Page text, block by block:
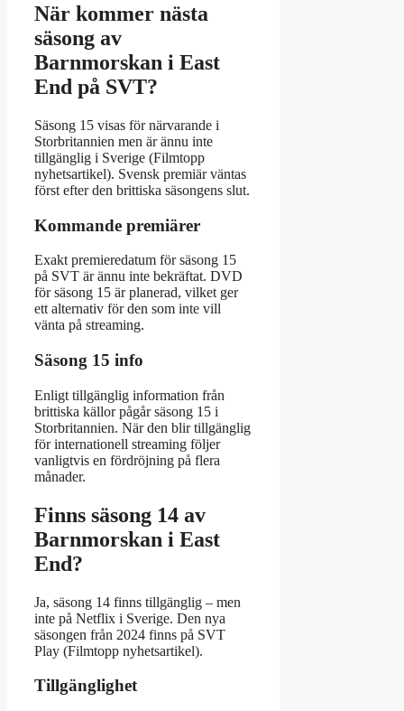
När kommer nästa
säsong av
Barnmorskan i East
End på SVT?
Säsong 15 visas för närvarande i
Storbritannien men är ännu inte
tillgänglig i Sverige (Filmtopp
nyhetsartikel). Svensk premiär väntas
först efter den brittiska säsongens slut.
Kommande premiärer
Exakt premieredatum för säsong 15
på SVT är ännu inte bekräftat. DVD
för säsong 15 är planerad, vilket ger
ett alternativ för den som inte vill
vänta på streaming.
Säsong 15 info
Enligt tillgänglig information från
brittiska källor pågår säsong 15 i
Storbritannien. När den blir tillgänglig
för internationell streaming följer
vanligtvis en fördröjning på flera
månader.
Finns säsong 14 av
Barnmorskan i East
End?
Ja, säsong 14 finns tillgänglig – men
inte på Netflix i Sverige. Den nya
säsongen från 2024 finns på SVT
Play (Filmtopp nyhetsartikel).
Tillgänglighet